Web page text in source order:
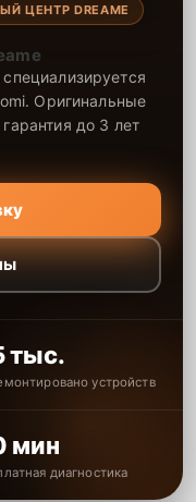
ЦЕНТР DREAME
Оригинальные
до 3 лет
тыс.
устройств
мин
диагностика